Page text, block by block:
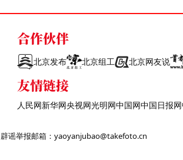
合作伙伴
北京发布 北京组工 北京网友说
友情链接
人民网新华网央视网光明网中国网中国日报网
辟谣举报邮箱：yaoyanjubao@takefoto.cn